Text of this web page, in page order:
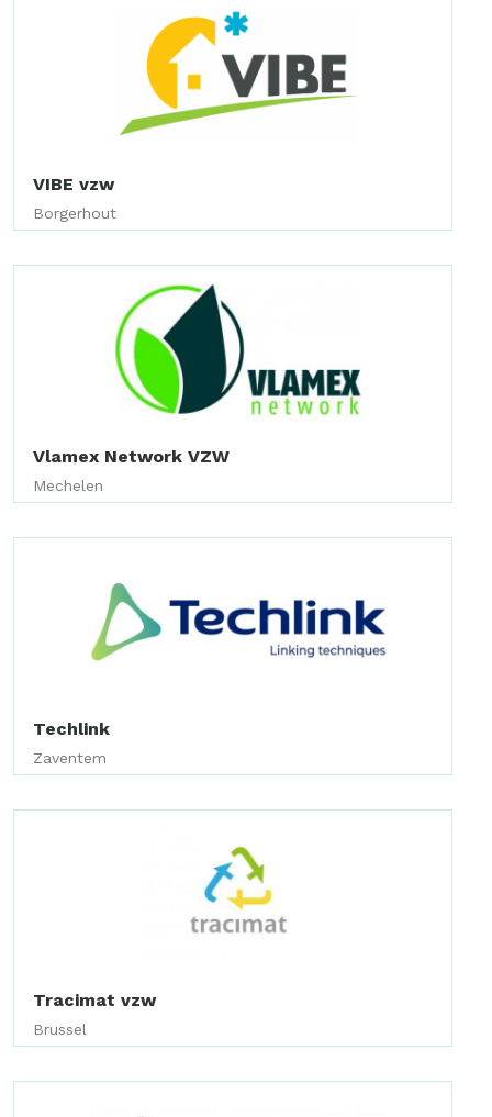
VIBE vzw
Borgerhout
Vlamex Network VZW
Mechelen
Techlink
Zaventem
Tracimat vzw
Brussel